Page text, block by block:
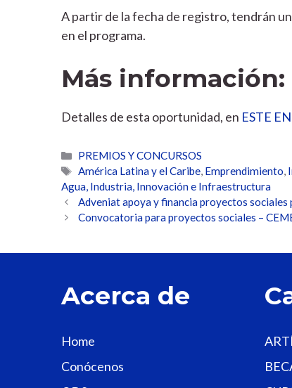
A partir de la fecha de registro, tendrán
en el programa.
Más información:
Detalles de esta oportunidad, en ESTE
Categorías
PREMIOS Y CONCURSOS
Etiquetas
América Latina y el Caribe, Emprendimiento,
Agua, Industria, Innovación e Infraestructura
Adveniat apoya y financia proyectos sociales
Convocatoria para proyectos sociales –
Acerca de
Home
Conócenos